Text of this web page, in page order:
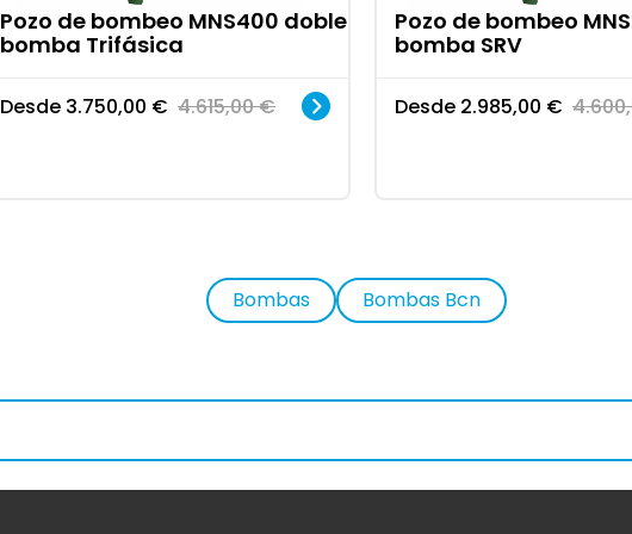
Pozo de bombeo MNS400 doble
bomba Trifásica
Desde 3.750,00 € 4.615,00€
Pozo de bombeo
bomba SRV
Desde 2.985,00 €
Bombas Bombas Bcn